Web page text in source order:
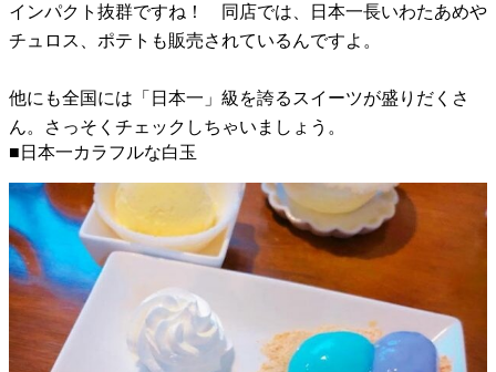
インパクト抜群ですね！ 同店では、日本一長いわたあめや
チュロス、ポテトも販売されているんですよ。
他にも全国には「日本一」級を誇るスイーツが盛りだくさ
ん。さっそくチェックしちゃいましょう。
■日本一カラフルな白玉